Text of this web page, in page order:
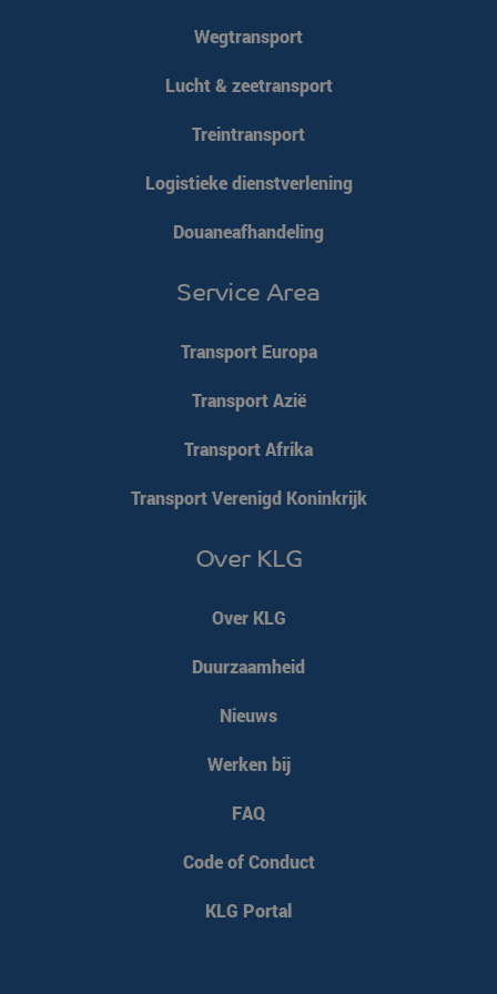
Wegtransport
Lucht & zeetransport
Treintransport
Logistieke dienstverlening
Douaneafhandeling
Service Area
Transport Europa
Transport Azië
Transport Afrika
Transport Verenigd Koninkrijk
Over KLG
Over KLG
Duurzaamheid
Nieuws
Werken bij
FAQ
Code of Conduct
KLG Portal
Corporation
.linkedin.com
PHP.net
CookieScriptConsent
Google Privacy